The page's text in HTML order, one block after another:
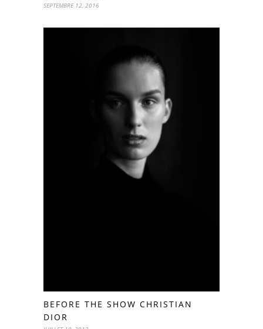
SEPTEMBRE 12, 2016
BEFORE THE SHOW CHRISTIAN
DIOR